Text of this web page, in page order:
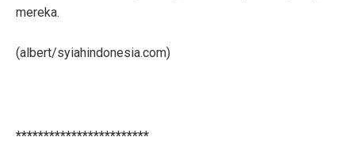
mereka.
(albert/syiahindonesia.com)
************************